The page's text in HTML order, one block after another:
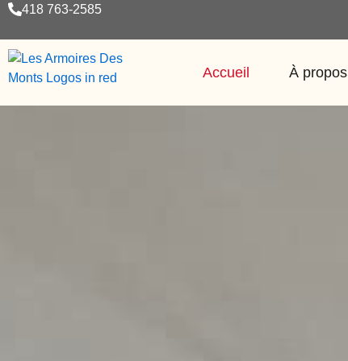
Aller
contenu
418 763-2585
Accueil À propos